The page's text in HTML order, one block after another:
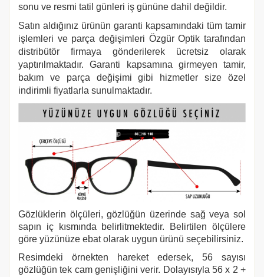
sonu ve resmi tatil günleri iş gününe dahil değildir.
Satın aldığınız ürünün garanti kapsamındaki tüm tamir
işlemleri ve parça değişimleri Özgür Optik tarafından
distribütör firmaya gönderilerek ücretsiz olarak
yaptırılmaktadır. Garanti kapsamına girmeyen tamir,
bakım ve parça değişimi gibi hizmetler size özel
indirimli fiyatlarla sunulmaktadır.
Gözlüklerin ölçüleri, gözlüğün üzerinde sağ veya sol
sapın iç kısmında belirlitmektedir. Belirtilen ölçülere
göre yüzünüze ebat olarak uygun ürünü seçebilirsiniz.
Resimdeki örnekten hareket edersek, 56 sayısı
gözlüğün tek cam genişliğini verir. Dolayısıyla 56 x 2 +